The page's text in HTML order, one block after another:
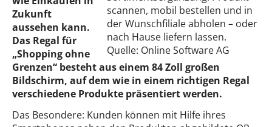
scannen, mobil bestellen und in
der Wunschfiliale abholen – oder
nach Hause liefern lassen.
Quelle: Online Software AG
Zukunft
aussehen kann.
Das Regal für
„Shopping ohne
Grenzen“ besteht aus einem 84 Zoll großen
Bildschirm, auf dem wie in einem richtigen Regal
verschiedene Produkte präsentiert werden.
Das Besondere: Kunden können mit Hilfe ihres